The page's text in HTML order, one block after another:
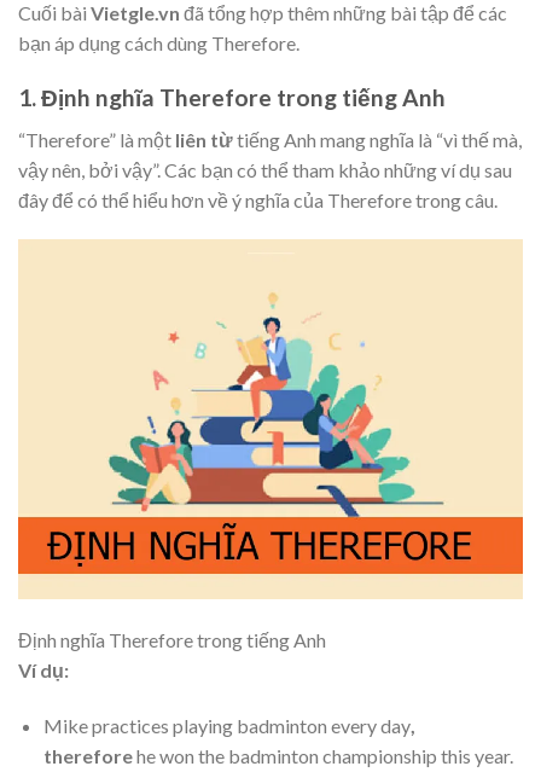
Cuối bài Vietgle.vn đã tổng hợp thêm những bài tập để các
bạn áp dụng cách dùng Therefore.
1. Định nghĩa Therefore trong tiếng Anh
“Therefore” là một liên từtiếng Anh mang nghĩa là “vì thế mà,
vậy nên, bởi vậy”. Các bạn có thể tham khảo những ví dụ sau
đây để có thể hiểu hơn về ý nghĩa của Therefore trong câu.
Định nghĩa Therefore trong tiếng Anh
Ví dụ:
Mike practices playing badminton every day,
thereforehe won the badminton championship this year.